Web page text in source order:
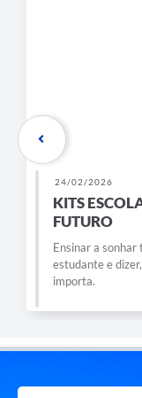
24/02/2026
KITS
FUTURO
Ensinar a sonhar
estudante e
importa.